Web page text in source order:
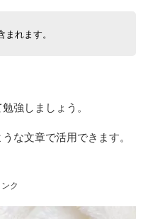
れます。
強しましょう。
な文章で活用できます。
ク